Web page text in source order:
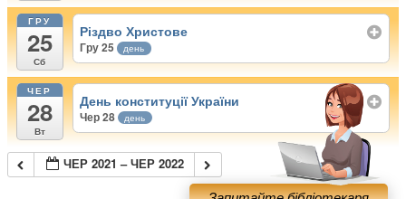
ГРУ
25
Сб
Різдво Христове
Гру 25 день
ЧЕР
28
Вт
День конституції України
Чер 28 день
ЧЕР 2021 – ЧЕР 2022